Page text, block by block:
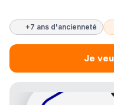
+7 ans d'ancienneté
Je